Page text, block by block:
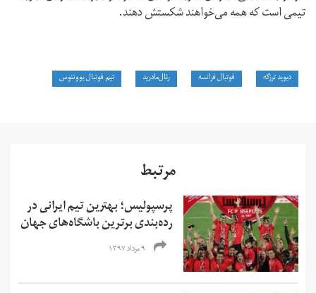
تیمی است که همه می‌خواهند شکستش دهند.
دیوید ترزگه فوتبال فرانسه رئال‌مادرید تیم فوتبال یوونتوس
مرتبط
پرسپولیس؛ بهترین تیم ایرانی در
رده‌بندی برترین باشگاه‌های جهان
۹ مرداد ۱۳۹۷